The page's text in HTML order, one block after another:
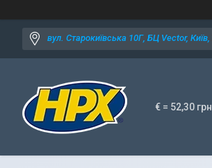
вул. Старокиївська 10Г, БЦ Vector, Київ,
€ = 52,30